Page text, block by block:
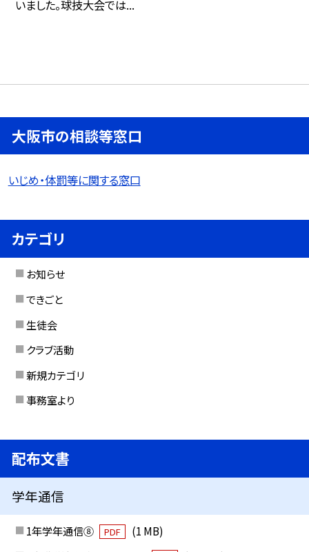
いました。球技大会では...
大阪市の相談等窓口
いじめ・体罰等に関する窓口
カテゴリ
お知らせ
できごと
生徒会
クラブ活動
新規カテゴリ
事務室より
配布文書
学年通信
1年学年通信⑧ PDF
(1 MB)